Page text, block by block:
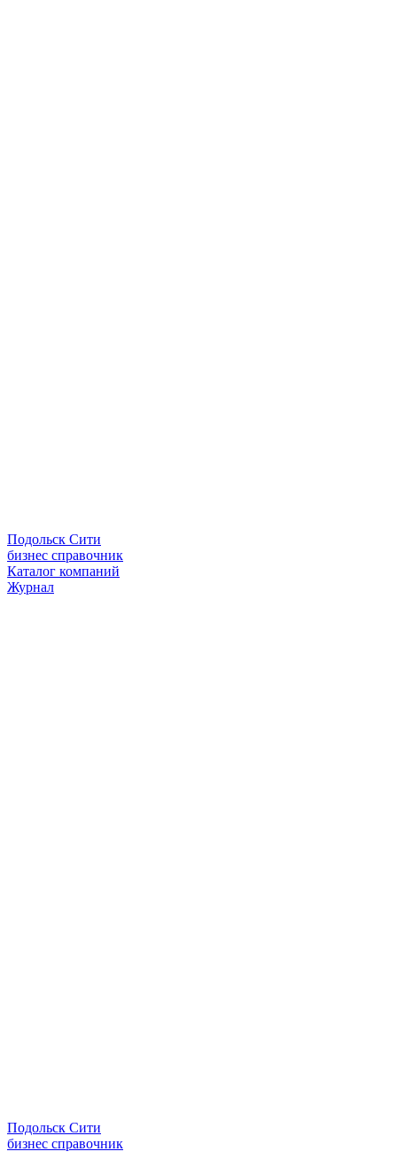
Подольск Сити
бизнес справочник
Каталог компаний
Журнал
Подольск Сити
бизнес справочник